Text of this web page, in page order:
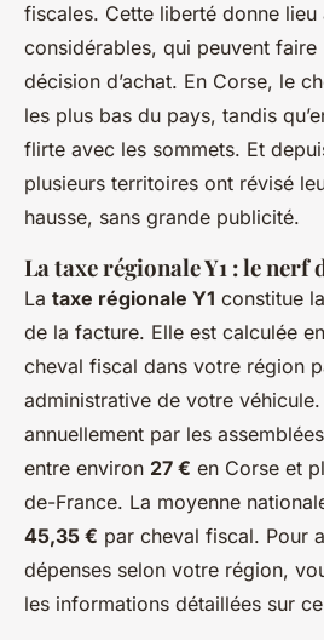
fiscales. Cette liberté donne lieu
considérables, qui peuvent faire
décision d’achat. En Corse, le
les plus bas du pays, tandis
flirte avec les sommets. Et
plusieurs territoires ont révisé
hausse, sans grande publicité.
La taxe régionale Y1 : le nerf
La taxe régionale Y1 constitue
de la facture. Elle est calculée
cheval fiscal dans votre région
administrative de votre
annuellement par les
entre environ 27 € en Corse et
de-France. La moyenne
45,35 € par cheval fiscal. Pour
dépenses selon votre région,
les informations détaillées sur ce